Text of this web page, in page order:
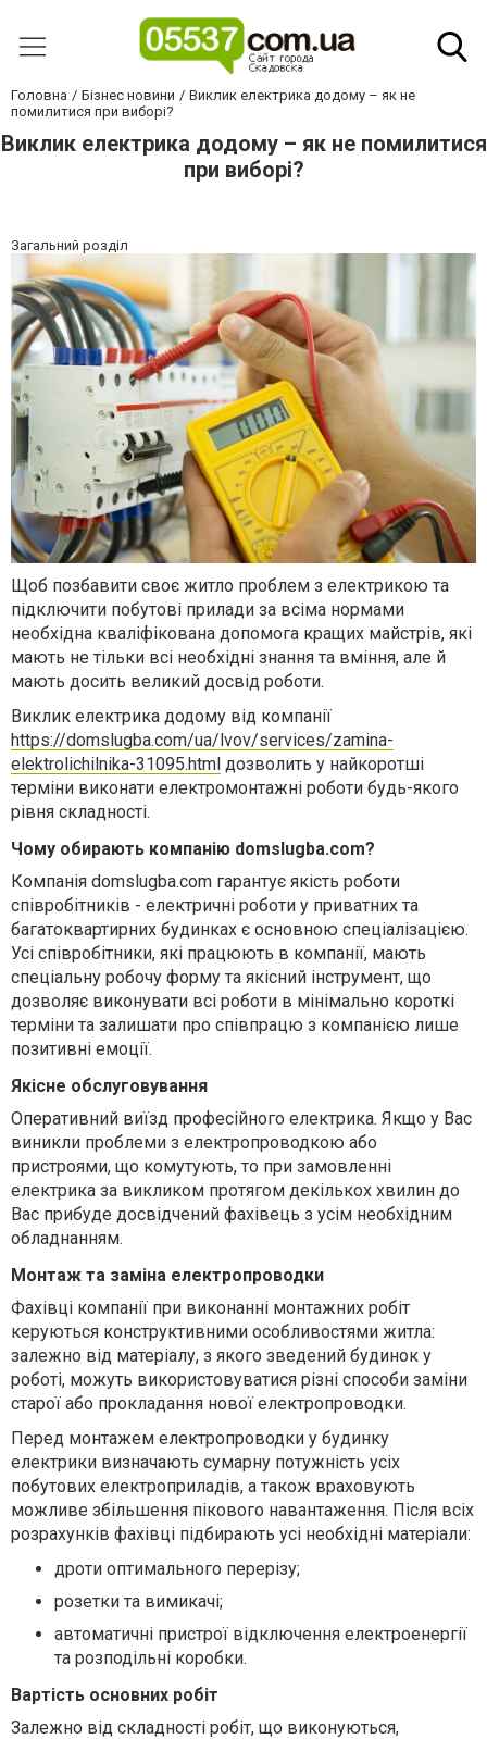
Головна Бізнес новини
Виклик електрика додому – як не
помилитися при виборі?
Виклик електрика додому – як не помилитися
при виборі?
Загальний розділ
Щоб позбавити своє житло проблем з електрикою та
підключити побутові прилади за всіма нормами
необхідна кваліфікована допомога кращих майстрів, які
мають не тільки всі необхідні знання та вміння, але й
мають досить великий досвід роботи.
Виклик електрика додому від компанії
https://domslugba.com/ua/lvov/services/zamina-
elektrolichilnika-31095.html дозволить у найкоротші
терміни виконати електромонтажні роботи будь-якого
рівня складності.
Чому обирають компанію domslugba.com?
Компанія domslugba.com гарантує якість роботи
співробітників - електричні роботи у приватних та
багатоквартирних будинках є основною спеціалізацією.
Усі співробітники, які працюють в компанії, мають
спеціальну робочу форму та якісний інструмент, що
дозволяє виконувати всі роботи в мінімально короткі
терміни та залишати про співпрацю з компанією лише
позитивні емоції.
Якісне обслуговування
Оперативний виїзд професійного електрика. Якщо у Вас
виникли проблеми з електропроводкою або
пристроями, що комутують, то при замовленні
електрика за викликом протягом декількох хвилин до
Вас прибуде досвідчений фахівець з усім необхідним
обладнанням.
Монтаж та заміна електропроводки
Фахівці компанії при виконанні монтажних робіт
керуються конструктивними особливостями житла:
залежно від матеріалу, з якого зведений будинок у
роботі, можуть використовуватися різні способи заміни
старої або прокладання нової електропроводки.
Перед монтажем електропроводки у будинку
електрики визначають сумарну потужність усіх
побутових електроприладів, а також враховують
можливе збільшення пікового навантаження. Після всіх
розрахунків фахівці підбирають усі необхідні матеріали:
дроти оптимального перерізу;
розетки та вимикачі;
автоматичні пристрої відключення електроенергії
та розподільні коробки.
Вартість основних робіт
Залежно від складності робіт, що виконуються,